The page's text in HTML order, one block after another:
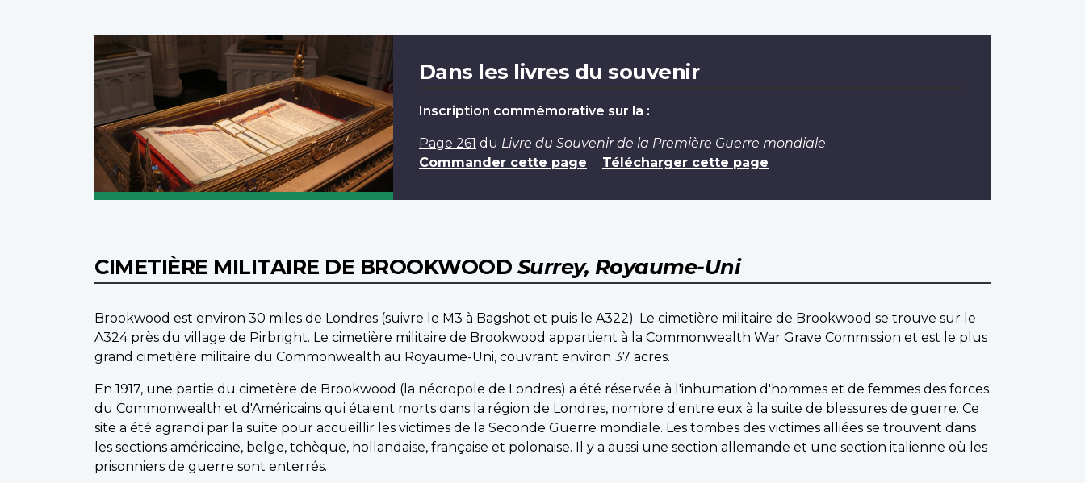
Dans les livres du souvenir
Inscription commémorative sur la :
Page 261 du Livre du Souvenir de la Première Guerre mondiale.
Commander cette page
Télécharger cette page
CIMETIÈRE MILITAIRE DE BROOKWOOD Surrey, Royaume-Uni
Brookwood est environ 30 miles de Londres (suivre le M3 à Bagshot et puis le A322). Le cimetière militaire de Brookwood se trouve sur le
A324 près du village de Pirbright. Le cimetière militaire de Brookwood appartient à la Commonwealth War Grave Commission et est le plus
grand cimetière militaire du Commonwealth au Royaume-Uni, couvrant environ 37 acres.
En 1917, une partie du cimetère de Brookwood (la nécropole de Londres) a été réservée à l'inhumation d'hommes et de femmes des forces
du Commonwealth et d'Américains qui étaient morts dans la région de Londres, nombre d'entre eux à la suite de blessures de guerre. Ce
site a été agrandi par la suite pour accueillir les victimes de la Seconde Guerre mondiale. Les tombes des victimes alliées se trouvent dans
les sections américaine, belge, tchèque, hollandaise, française et polonaise. Il y a aussi une section allemande et une section italienne où les
prisonniers de guerre sont enterrés.